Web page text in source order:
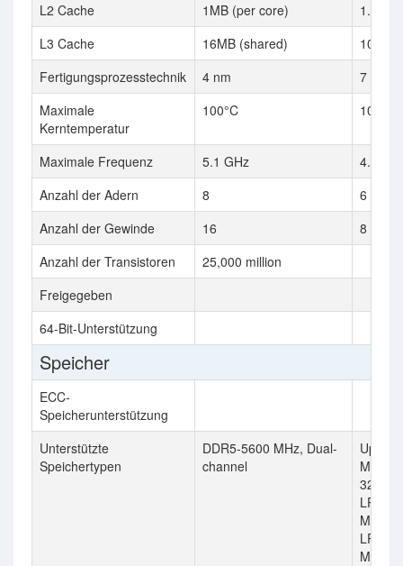
L2 Cache
1MB (per core)
L3 Cache
16MB (shared)
10 MB
Fertigungsprozesstechnik
4 nm
7 nm
Maximale
Kerntemperatur
100°C 100°C
Maximale Frequenz 5.1 GHz
4.50
Anzahl der Adern
8
6
Anzahl der Gewinde
16
8
Anzahl der Transistoren
25,000 million
Freigegeben
64-Bit-Unterstützung
Speicher
ECC-
Speicherunterstützung
Unterstützte
Speichertypen
DDR5-5600 MHz, Dual-
channel
Up to
MT/s,
3200
MT/s,
MT/s